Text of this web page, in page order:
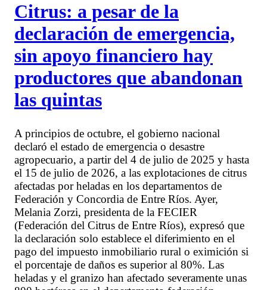
Citrus: a pesar de la
declaración de emergencia,
sin apoyo financiero hay
productores que abandonan
las quintas
A principios de octubre, el gobierno nacional
declaró el estado de emergencia o desastre
agropecuario, a partir del 4 de julio de 2025 y hasta
el 15 de julio de 2026, a las explotaciones de citrus
afectadas por heladas en los departamentos de
Federación y Concordia de Entre Ríos. Ayer,
Melania Zorzi, presidenta de la FECIER
(Federación del Citrus de Entre Ríos), expresó que
la declaración solo establece el diferimiento en el
pago del impuesto inmobiliario rural o eximición si
el porcentaje de daños es superior al 80%. Las
heladas y el granizo han afectado severamente unas